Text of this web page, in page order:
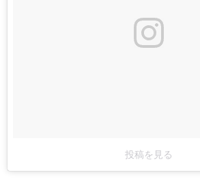
投稿を見る